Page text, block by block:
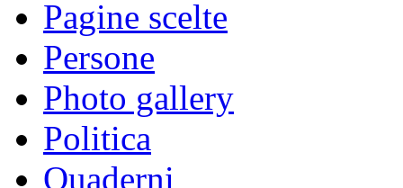
Pagine scelte
Persone
Photo gallery
Politica
Quaderni